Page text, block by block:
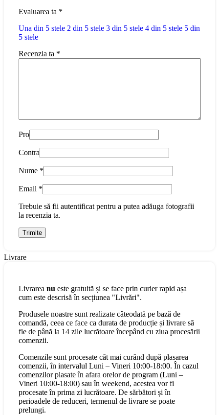
Evaluarea ta *
Una din 5 stele 2 din 5 stele 3 din 5 stele 4 din 5 stele 5 din
5 stele
Recenzia ta *
Pro
Contra
Nume *
Email *
Trebuie să fii autentificat pentru a putea adăuga fotografii
la recenzia ta.
Livrare
Livrarea nu este gratuită și se face prin curier rapid așa
cum este descrisă în secțiunea "Livrări".
Produsele noastre sunt realizate câteodată pe bază de
comandă, ceea ce face ca durata de producție și livrare să
fie de până la 14 zile lucrătoare începând cu ziua procesării
comenzii.
Comenzile sunt procesate cât mai curând după plasarea
comenzii, în intervalul Luni – Vineri 10:00-18:00. În cazul
comenzilor plasate în afara orelor de program (Luni –
Vineri 10:00-18:00) sau în weekend, acestea vor fi
procesate în prima zi lucrătoare. De sărbători și în
perioadele de reduceri, termenul de livrare se poate
prelungi.